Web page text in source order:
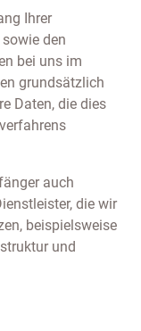
Ihrer
den
bei uns im
grundsätzlich
Daten, die dies
auch
die wir
beispielsweise
und